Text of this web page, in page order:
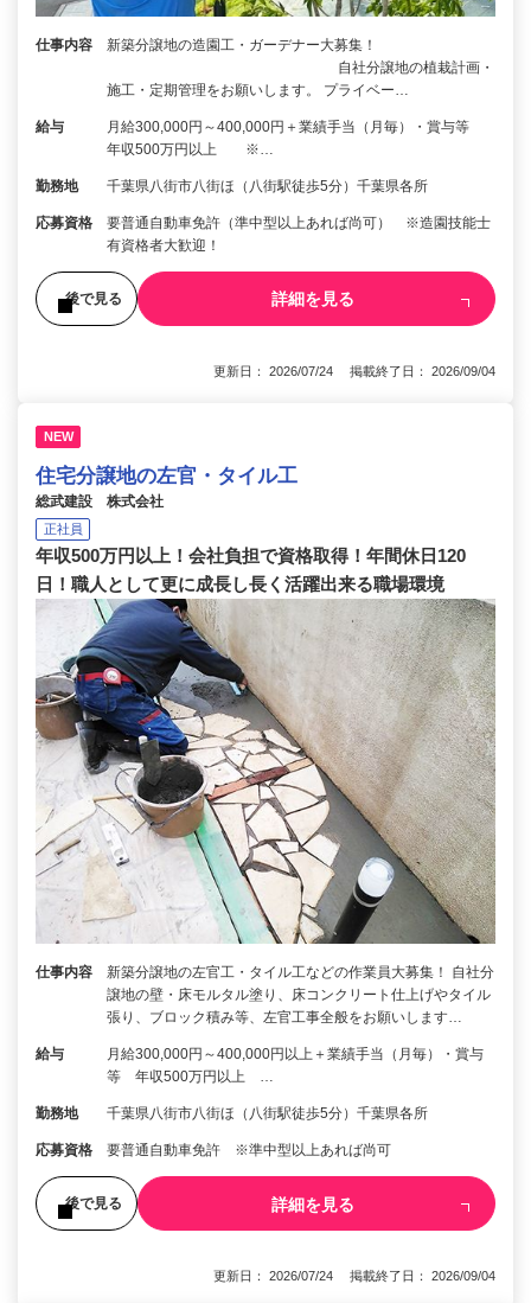
仕事内容
新築分譲地の造園工・ガーデナー大募集！
自社分譲地の植栽計画・
施工・定期管理をお願いします。 プライベー…
給与
月給300,000円～400,000円＋業績手当（月毎）・賞与等
年収500万円以上 ※…
勤務地 千葉県八街市八街ほ（八街駅徒歩5分）千葉県各所
応募資格
要普通自動車免許（準中型以上あれば尚可） ※造園技能士
有資格者大歓迎！
後で見る 詳細を見る
更新日： 2026/07/24 掲載終了日： 2026/09/04
NEW
住宅分譲地の左官・タイル工
総武建設 株式会社
正社員
年収500万円以上！会社負担で資格取得！年間休日120
日！職人として更に成長し長く活躍出来る職場環境
仕事内容
新築分譲地の左官工・タイル工などの作業員大募集！ 自社分
譲地の壁・床モルタル塗り、床コンクリート仕上げやタイル
張り、ブロック積み等、左官工事全般をお願いします…
給与
月給300,000円～400,000円以上＋業績手当（月毎）・賞与
等 年収500万円以上 …
勤務地 千葉県八街市八街ほ（八街駅徒歩5分）千葉県各所
応募資格 要普通自動車免許 ※準中型以上あれば尚可
後で見る 詳細を見る
更新日： 2026/07/24 掲載終了日： 2026/09/04